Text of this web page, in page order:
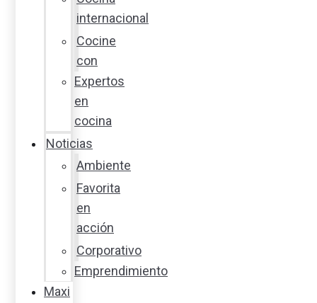
internacional
Cocine
con
Expertos
en
cocina
Noticias
Ambiente
Favorita
en
acción
Corporativo
Emprendimiento
Maxi